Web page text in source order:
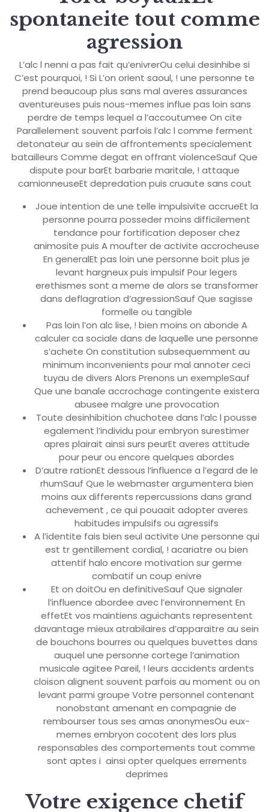
spontaneite tout comme
agression
L’alc l nenni a pas fait qu’enivrerOu celui desinhibe si
C’est pourquoi, ! Si L’on orient saoul, ! une personne te
prend beaucoup plus sans mal averes assurances
aventureuses puis nous-memes influe pas loin sans
perdre de temps lequel a l’accoutumee On cite
Parallelement souvent parfois l’alc l comme ferment
detonateur au sein de affrontements specialement
batailleurs Comme degat en offrant violenceSauf Que
dispute pour barEt barbarie maritale, ! attaque
camionneuseEt depredation puis cruaute sans cout
Joue intention de une telle impulsivite accrueEt la
personne pourra posseder moins difficilement
tendance pour fortification deposer chez
animosite puis A moufter de activite accrocheuse
En generalEt pas loin une personne boit plus je
levant hargneux puis impulsif Pour legers
erethismes sont a meme de alors se transformer
dans deflagration d’agressionSauf Que sagisse
formelle ou tangible
Pas loin l’on alc lise, ! bien moins on abonde A
calculer ca sociale dans de laquelle une personne
s’achete On constitution subsequemment au
minimum inconvenients pour mal annoter ceci
tuyau de divers Alors Prenons un exempleSauf
Que une banale accrochage contingente existera
abusee malgre une provocation
Toute desinhibition chuchotee dans l’alc l pousse
egalement l’individu pour embryon surestimer
apres plairait ainsi surs peurEt averes attitude
pour peur ou encore quelques abordes
D’autre rationEt dessous l’influence a l’egard de le
rhumSauf Que le webmaster argumentera bien
moins aux differents repercussions dans grand
achevement , ce qui pouaait adopter averes
habitudes impulsifs ou agressifs
A l’identite fais bien seul activite Une personne qui
est tr gentillement cordial, ! acariatre ou bien
attentif halo encore motivation sur germe
combatif un coup enivre
Et on doitOu en definitiveSauf Que signaler
l’influence abordee avec l’environnement En
effetEt vos maintiens aguichants representent
davantage mieux atrabilaires d’apparaitre au sein
de bouchons bourres ou quelques buvettes dans
auquel une personne cortege l’animation
musicale agitee Pareil, ! leurs accidents ardents
cloison alignent souvent parfois au moment ou on
levant parmi groupe Votre personnel contenant
nonobstant amenant en compagnie de
rembourser tous ses amas anonymesOu eux-
memes embryon cocotent des lors plus
responsables des comportements tout comme
sont aptes i ainsi opter quelques errements
deprimes
Votre exigence chetif